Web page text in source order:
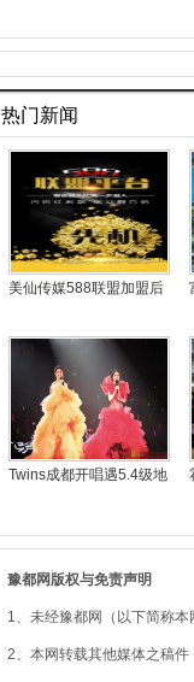
热门新闻
美仙传媒588联盟加盟后
Twins成都开唱遇5.4级地
豫都网版权与免责声明
1、未经豫都网（以下简称本
2、本网转载其他媒体之稿件